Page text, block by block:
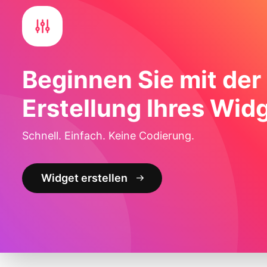
Beginnen Sie mit der
Erstellung Ihres
Schnell. Einfach. Keine Codierung.
Widget erstellen